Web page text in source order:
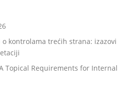
o kontrolama trećih strana: izazovi
Topical Requirements for Internal